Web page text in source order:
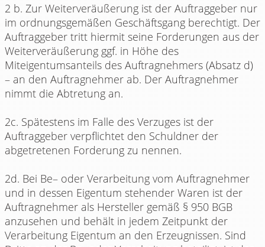
2 b. Zur Weiterveräußerung ist der Auftraggeber nur
im ordnungsgemäßen Geschäftsgang berechtigt. Der
Auftraggeber tritt hiermit seine Forderungen aus der
Weiterveräußerung ggf. in Höhe des
Miteigentumsanteils des Auftragnehmers (Absatz d)
– an den Auftragnehmer ab. Der Auftragnehmer
nimmt die Abtretung an.
2c. Spätestens im Falle des Verzuges ist der
Auftraggeber verpflichtet den Schuldner der
abgetretenen Forderung zu nennen.
2d. Bei Be– oder Verarbeitung vom Auftragnehmer
und in dessen Eigentum stehender Waren ist der
Auftragnehmer als Hersteller gemäß § 950 BGB
anzusehen und behält in jedem Zeitpunkt der
Verarbeitung Eigentum an den Erzeugnissen. Sind